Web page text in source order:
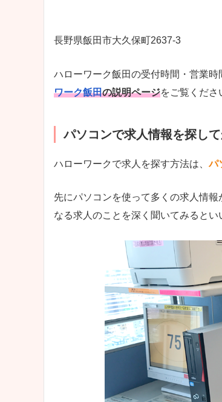
長野県飯田市大久保町2637‐3
ハローワーク飯田の受付時間・営業
ワーク飯田の説明ページをご覧くださ
パソコンで求人情報を探し
ハローワークで求人を探す方法は、パ
先にパソコンを使って多くの求人情
なる求人のことを深く聞いてみるとい